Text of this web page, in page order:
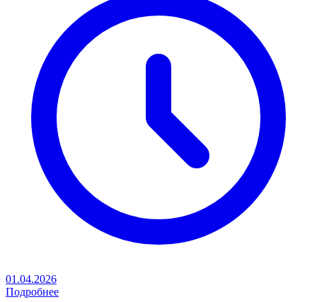
01.04.2026
Подробнее